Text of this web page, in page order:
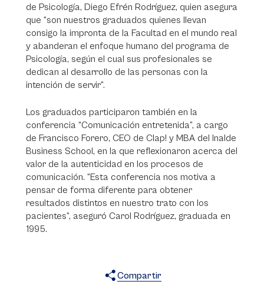
de Psicología, Diego Efrén Rodríguez, quien asegura
que “son nuestros graduados quienes llevan
consigo la impronta de la Facultad en el mundo real
y abanderan el enfoque humano del programa de
Psicología, según el cual sus profesionales se
dedican al desarrollo de las personas con la
intención de servir”.
Los graduados participaron también en la
conferencia “Comunicación entretenida”, a cargo
de Francisco Forero, CEO de Clap! y MBA del Inalde
Business School, en la que reflexionaron acerca del
valor de la autenticidad en los procesos de
comunicación. “Esta conferencia nos motiva a
pensar de forma diferente para obtener
resultados distintos en nuestro trato con los
pacientes”, aseguró Carol Rodríguez, graduada en
1995.
Compartir